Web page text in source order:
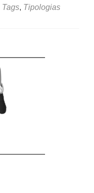
Tags, Tipologias